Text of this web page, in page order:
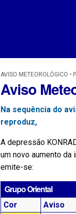
AVISO METEOROLÓGICO
Aviso
Na sequência do
reproduz,
A depressão
um novo aumento da
emite-se:
Grupo Oriental
Cor Aviso